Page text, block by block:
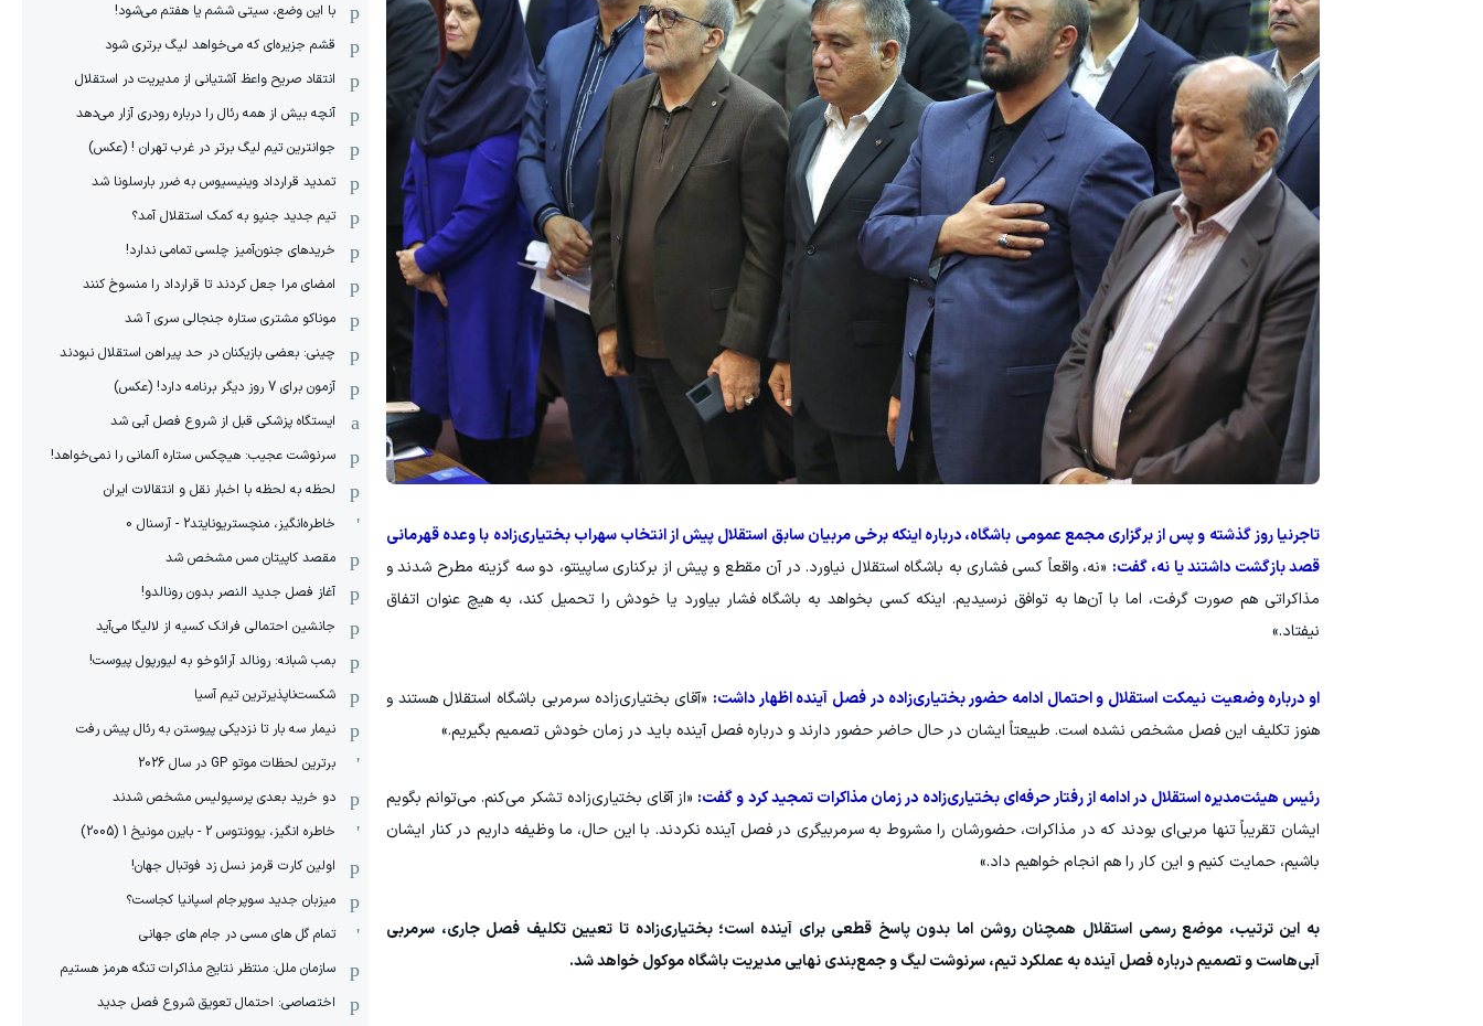
تاجرنیا روز گذشته و پس از برگزاری مجمع عمومی باشگاه، درباره اینکه برخی مربیان سابق استقلال پیش از انتخاب سهراب بختیاری‌زاده با وعده قهرمانی
قصد بازگشت داشتند یا نه، گفت: «نه، واقعاً کسی فشاری به باشگاه استقلال نیاورد. در آن مقطع و پیش از برکناری ساپینتو، دو سه گزینه مطرح شدند و
مذاکراتی هم صورت گرفت، اما با آن‌ها به توافق نرسیدیم. اینکه کسی بخواهد به باشگاه فشار بیاورد یا خودش را تحمیل کند، به هیچ عنوان اتفاق
نیفتاد.»
او درباره وضعیت نیمکت استقلال و احتمال ادامه حضور بختیاری‌زاده در فصل آینده اظهار داشت: «آقای بختیاری‌زاده سرمربی باشگاه استقلال هستند و
هنوز تکلیف این فصل مشخص نشده است. طبیعتاً ایشان در حال حاضر حضور دارند و درباره فصل آینده باید در زمان خودش تصمیم بگیریم.»
رئیس هیئت‌مدیره استقلال در ادامه از رفتار حرفه‌ای بختیاری‌زاده در زمان مذاکرات تمجید کرد و گفت: «از آقای بختیاری‌زاده تشکر می‌کنم. می‌توانم بگویم
ایشان تقریباً تنها مربی‌ای بودند که در مذاکرات، حضورشان را مشروط به سرمربیگری در فصل آینده نکردند. با این حال، ما وظیفه داریم در کنار ایشان
باشیم، حمایت کنیم و این کار را هم انجام خواهیم داد.»
به این ترتیب، موضع رسمی استقلال همچنان روشن اما بدون پاسخ قطعی برای آینده است؛ بختیاری‌زاده تا تعیین تکلیف فصل جاری، سرمربی
آبی‌هاست و تصمیم درباره فصل آینده به عملکرد تیم، سرنوشت لیگ و جمع‌بندی نهایی مدیریت باشگاه موکول خواهد شد.
با این وضع، سیتی ششم یا هفتم می‌شود!
قشم جزیره‌ای که می‌خواهد لیگ برتری شود
انتقاد صریح واعظ آشتیانی از مدیریت در استقلال
آنچه بیش از همه رئال را درباره رودری آزار می‌دهد
جوانترین تیم لیگ برتر در غرب تهران ! (عکس)
تمدید قرارداد وینیسیوس به ضرر بارسلونا شد
تیم جدید جنپو به کمک استقلال آمد؟
خریدهای جنون‌آمیز چلسی تمامی ندارد!
امضای مرا جعل کردند تا قرارداد را منسوخ کنند
موناکو مشتری ستاره جنجالی سری آ شد
چینی: بعضی بازیکنان در حد پیراهن استقلال نبودند
آزمون برای 7 روز دیگر برنامه دارد! (عکس)
ایستگاه پزشکی قبل از شروع فصل آبی شد
سرنوشت عجیب: هیچکس ستاره آلمانی را نمی‌خواهد!
لحظه به لحظه با اخبار نقل و انتقالات ایران
خاطره‌انگیز، منچستریونایتد2 - آرسنال 0
مقصد کاپیتان مس مشخص شد
آغاز فصل جدید النصر بدون رونالدو!
جانشین احتمالی فرانک کسیه از لالیگا می‌آید
بمب شبانه: رونالد آرائوخو به لیورپول پیوست!
شکست‌ناپذیرترین تیم آسیا
نیمار سه بار تا نزدیکی پیوستن به رئال پیش رفت
برترین لحظات موتو GP در سال 2026
دو خرید بعدی پرسپولیس مشخص شدند
خاطره انگیز، یوونتوس 2 - بایرن مونیخ 1 (2005)
اولین کارت قرمز نسل زد فوتبال جهان!
میزبان جدید سوپرجام اسپانیا کجاست؟
تمام گل های مسی در جام های جهانی
سازمان ملل: منتظر نتایج مذاکرات تنگه هرمز هستیم
اختصاصی: احتمال تعویق شروع فصل جدید